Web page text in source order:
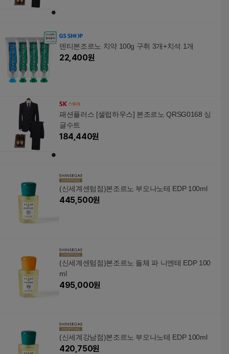
덴티본조르노 치약 100g 구취 3개+치석 1개
22,400원
패션플러스 [셀럽하우스] 본조르노 QRSG0168 싱
글수트
184,440원
(신세계센텀점)본조르노 부오나노테 EDP 100ml
445,500원
(신세계센텀점)본조르노 돌체 파 니엔테 EDP 100
ml
495,000원
(신세계강남점)본조르노 부오나노테 EDP 100ml
420,750원